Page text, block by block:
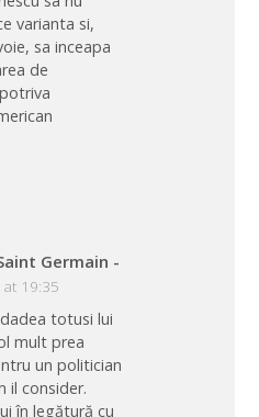
varianta si,
sa inceapa
de
Germain -
19:35
totusi lui
mult prea
un politician
il consider.
în legătură cu